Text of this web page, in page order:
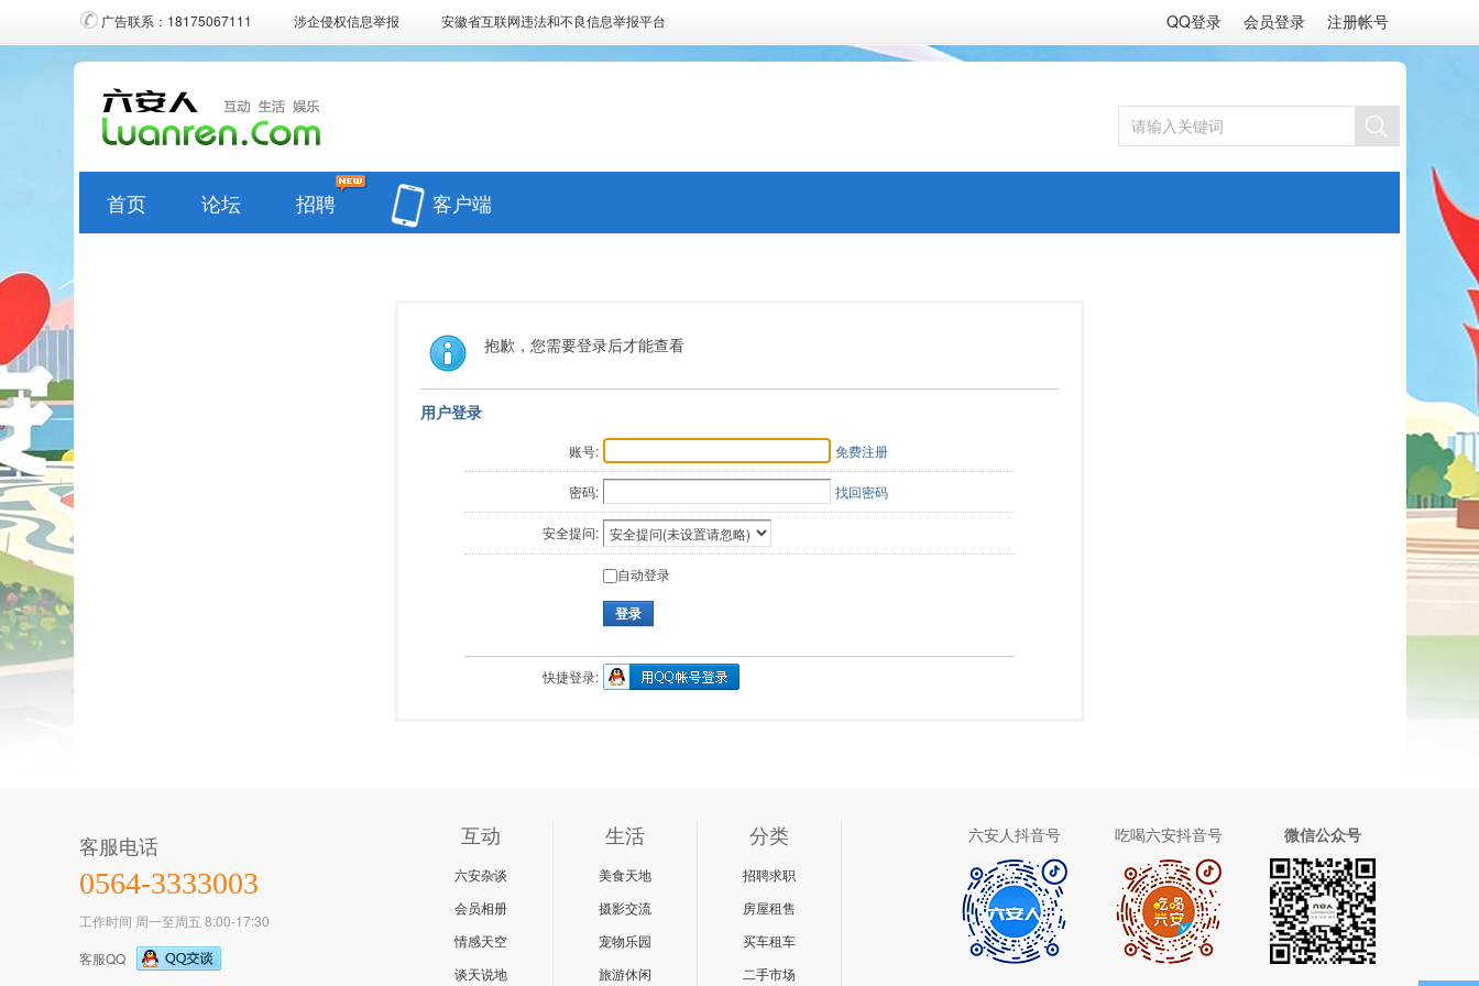
QQ登录 会员登录 注册帐号
广告联系：18175067111 涉企侵权信息举报 安徽省互联网违法和不良信息举报平台
首页 论坛 招聘 客户端
抱歉，您需要登录后才能查看
用户登录
账号: 免费注册
密码: 找回密码
安全提问:
自动登录
登录
快捷登录:
客服电话
0564-3333003
工作时间 周一至周五 8:00-17:30
客服QQ
互动
六安杂谈
会员相册
情感天空
谈天说地
生活
美食天地
摄影交流
宠物乐园
旅游休闲
分类
招聘求职
房屋租售
买车租车
二手市场
六安人抖音号 吃喝六安抖音号 微信公众号